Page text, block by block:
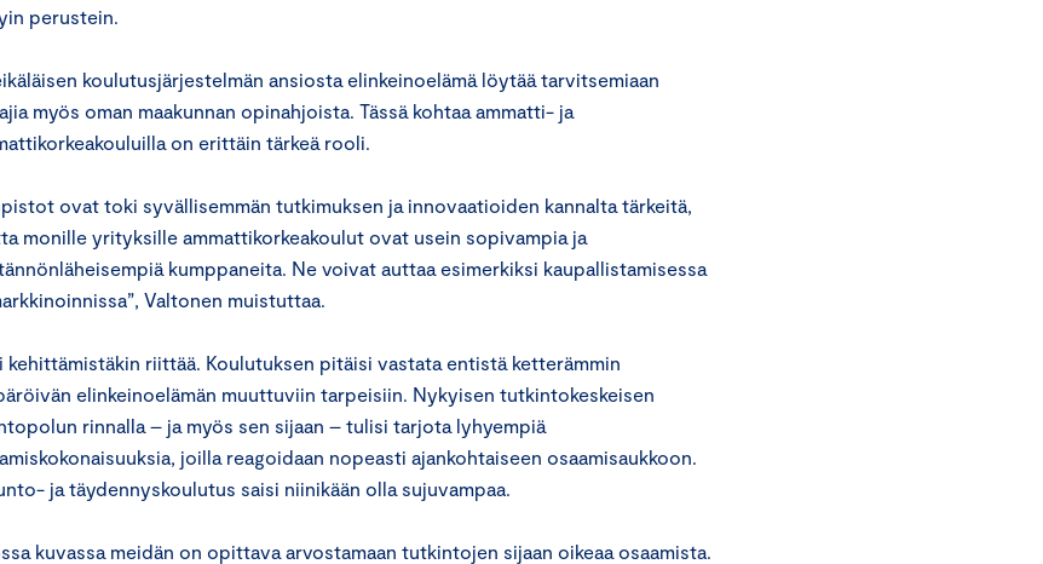
perustein.
koulutusjärjestelmän ansiosta elinkeinoelämä löytää tarvitsemiaan
myös oman maakunnan opinahjoista. Tässä kohtaa ammatti- ja
on erittäin tärkeä rooli.
ovat toki syvällisemmän tutkimuksen ja innovaatioiden kannalta tärkeitä,
monille yrityksille ammattikorkeakoulut ovat usein sopivampia ja
kumppaneita. Ne voivat auttaa esimerkiksi kaupallistamisessa
Valtonen muistuttaa.
kehittämistäkin riittää. Koulutuksen pitäisi vastata entistä ketterämmin
elinkeinoelämän muuttuviin tarpeisiin. Nykyisen tutkintokeskeisen
rinnalla – ja myös sen sijaan – tulisi tarjota lyhyempiä
joilla reagoidaan nopeasti ajankohtaiseen osaamisaukkoon.
ja täydennyskoulutus saisi niinikään olla sujuvampaa.
kuvassa meidän on opittava arvostamaan tutkintojen sijaan oikeaa osaamista.